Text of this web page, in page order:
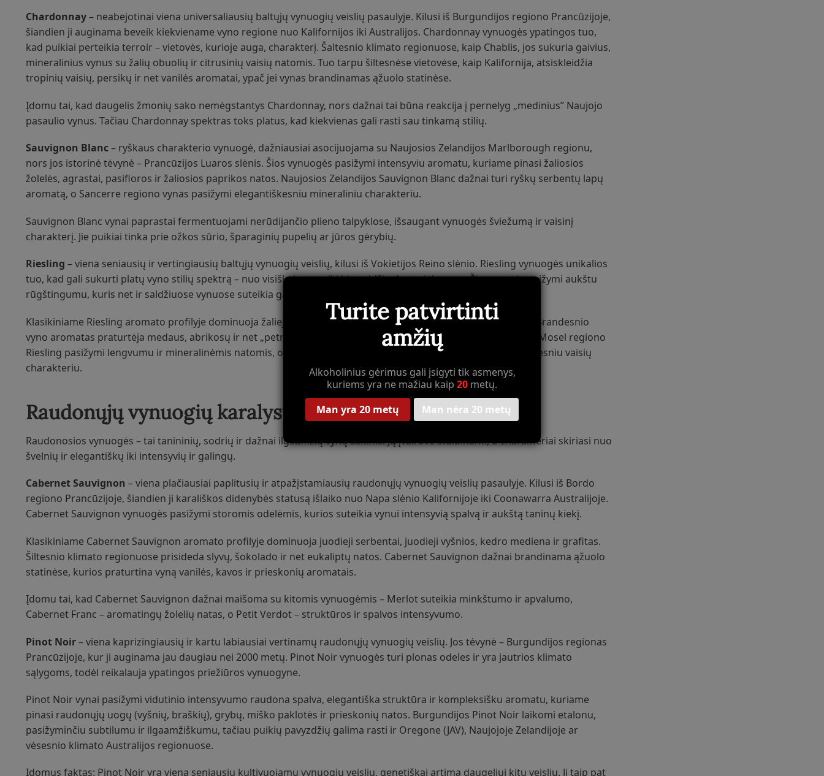
Chardonnay– neabejotinai viena universaliausių baltųjų vynuogių veislių pasaulyje. Kilusi iš Burgundijos regiono Prancūzijoje,
šiandien ji auginama beveik kiekviename vyno regione nuo Kalifornijos iki Australijos. Chardonnay vynuogės ypatingos tuo,
kad puikiai perteikia terroir – vietovės, kurioje auga, charakterį. Šaltesnio klimato regionuose, kaip Chablis, jos sukuria gaivius,
mineralinius vynus su žalių obuolių ir citrusinių vaisių natomis. Tuo tarpu šiltesnėse vietovėse, kaip Kalifornija, atsiskleidžia
tropinių vaisių, persikų ir net vanilės aromatai, ypač jei vynas brandinamas ąžuolo statinėse.
Įdomu tai, kad daugelis žmonių sako nemėgstantys Chardonnay, nors dažnai tai būna reakcija į pernelyg „medinius” Naujojo
pasaulio vynus. Tačiau Chardonnay spektras toks platus, kad kiekvienas gali rasti sau tinkamą stilių.
Sauvignon Blanc– ryškaus charakterio vynuogė, dažniausiai asocijuojama su Naujosios Zelandijos Marlborough regionu,
nors jos istorinė tėvynė – Prancūzijos Luaros slėnis. Šios vynuogės pasižymi intensyviu aromatu, kuriame pinasi žaliosios
žolelės, agrastai, pasifloros ir žaliosios paprikos natos. Naujosios Zelandijos Sauvignon Blanc dažnai turi ryškų serbentų lapų
aromatą, o Sancerre regiono vynas pasižymi elegantiškesniu mineraliniu charakteriu.
Sauvignon Blanc vynai paprastai fermentuojami nerūdijančio plieno talpyklose, išsaugant vynuogės šviežumą ir vaisinį
charakterį. Jie puikiai tinka prie ožkos sūrio, šparaginių pupelių ar jūros gėrybių.
Riesling – viena seniausių ir vertingiausių baltųjų vynuogių veislių, kilusi iš Vokietijos Reino slėnio. Riesling vynuogės unikalios
tuo, kad gali sukurti platų vyno stilių spektrą – nuo visiškai sausų iki itin saldžių desertinių vynų. Ši vynuogė pasižymi aukštu
rūgštingumu, kuris net ir saldžiuose vynuose suteikia gaivumo.
Klasikiniame Riesling aromato profilyje dominuoja žalieji obuoliai, citrusiniai vaisiai, persikai ir žydinčios gėlės. Brandesnio
vyno aromatas praturtėja medaus, abrikosų ir net „petroliškos” natos, kuri laikoma kokybės ženklu. Vokietijos Mosel regiono
Riesling pasižymi lengvumu ir mineralinėmis natomis, o Alsace regiono (Prancūzija) – didesniu kūnu ir intensyvesniu vaisių
charakteriu.
Raudonųjų vynuogių karalystė
Raudonosios vynuogės – tai tanininių, sodrių ir dažnai ilgaamžių vynų šaltinis. Jų įvairovė stulbinanti, o charakteriai skiriasi nuo
švelnių ir elegantiškų iki intensyvių ir galingų.
Cabernet Sauvignon – viena plačiausiai paplitusių ir atpažįstamiausių raudonųjų vynuogių veislių pasaulyje. Kilusi iš Bordo
regiono Prancūzijoje, šiandien ji karališkos didenybės statusą išlaiko nuo Napa slėnio Kalifornijoje iki Coonawarra Australijoje.
Cabernet Sauvignon vynuogės pasižymi storomis odelėmis, kurios suteikia vynui intensyvią spalvą ir aukštą taninų kiekį.
Klasikiniame Cabernet Sauvignon aromato profilyje dominuoja juodieji serbentai, juodieji vyšnios, kedro mediena ir grafitas.
Šiltesnio klimato regionuose prisideda slyvų, šokolado ir net eukaliptų natos. Cabernet Sauvignon dažnai brandinama ąžuolo
statinėse, kurios praturtina vyną vanilės, kavos ir prieskonių aromatais.
Įdomu tai, kad Cabernet Sauvignon dažnai maišoma su kitomis vynuogėmis – Merlot suteikia minkštumo ir apvalumo,
Cabernet Franc – aromatingų žolelių natas, o Petit Verdot – struktūros ir spalvos intensyvumo.
Pinot Noir– viena kaprizingiausių ir kartu labiausiai vertinamų raudonųjų vynuogių veislių. Jos tėvynė – Burgundijos regionas
Prancūzijoje, kur ji auginama jau daugiau nei 2000 metų. Pinot Noir vynuogės turi plonas odeles ir yra jautrios klimato
sąlygoms, todėl reikalauja ypatingos priežiūros vynuogyne.
Pinot Noir vynai pasižymi vidutinio intensyvumo raudona spalva, elegantiška struktūra ir kompleksišku aromatu, kuriame
pinasi raudonųjų uogų (vyšnių, braškių), grybų, miško paklotės ir prieskonių natos. Burgundijos Pinot Noir laikomi etalonu,
pasižyminčiu subtilumu ir ilgaamžiškumu, tačiau puikių pavyzdžių galima rasti ir Oregone (JAV), Naujojoje Zelandijoje ar
vėsesnio klimato Australijos regionuose.
Įdomus faktas: Pinot Noir yra viena seniausių kultivuojamų vynuogių veislių, genetiškai artima daugeliui kitų veislių. Ji taip pat
Turite patvirtinti
amžių
Alkoholinius gėrimus gali įsigyti tik asmenys,
kuriems yra ne mažiau kaip 20 metų.
Man yra 20 metų
Man nėra 20 metų